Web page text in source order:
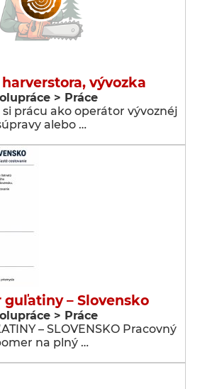
vývozka
> Práce
prácu ako operátor vývoznéj
alebo …
– Slovensko
> Práce
– SLOVENSKO Pracovný
na plný …